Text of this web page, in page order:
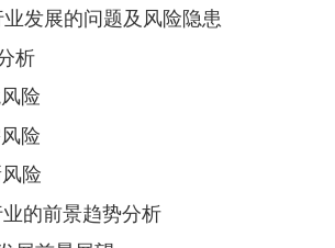
发展的问题及风险隐患
析
险
险
险
的前景趋势分析